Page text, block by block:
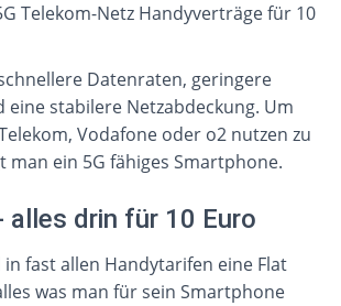
Telekom-Netz Handyverträge für 10
Datenraten, geringere
eine stabilere Netzabdeckung. Um
Vodafone oder o2 nutzen zu
man ein 5G fähiges Smartphone.
alles drin für 10 Euro
fast allen Handytarifen eine Flat
was man für sein Smartphone